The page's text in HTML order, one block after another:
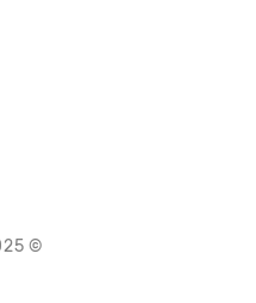
© 2025 Chika – חנות קוסמטיקה מקצועית